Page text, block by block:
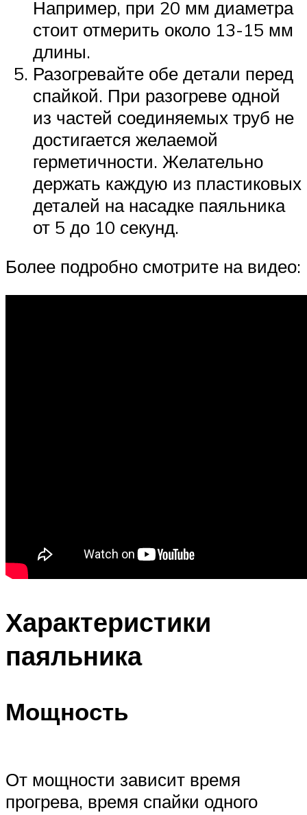
Например, при 20 мм диаметра
стоит отмерить около 13-15 мм
длины.
Разогревайте обе детали перед
спайкой. При разогреве одной
из частей соединяемых труб не
достигается желаемой
герметичности. Желательно
держать каждую из пластиковых
деталей на насадке паяльника
от 5 до 10 секунд.
Более подробно смотрите на видео:
Характеристики
паяльника
Мощность
От мощности зависит время
прогрева, время спайки одного